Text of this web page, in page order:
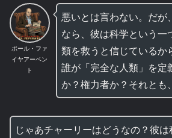
ポール・ファ
イヤアーベン
ト
悪いとは言わない。だが
なら、彼は科学という一
類を救うと信じているか
誰が「完全な人類」を定
か？権力者か？それとも
じゃあチャーリーはどうなの？彼は